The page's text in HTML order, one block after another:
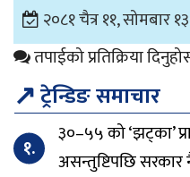
२०८१ चैत्र ११, सोमबार
तपाईको प्रतिक्रिया
↗ट्रेन्डिङ समाचार
१.
३०–५५ को ‘झट्का’
असन्तुष्टिपछि सरकार